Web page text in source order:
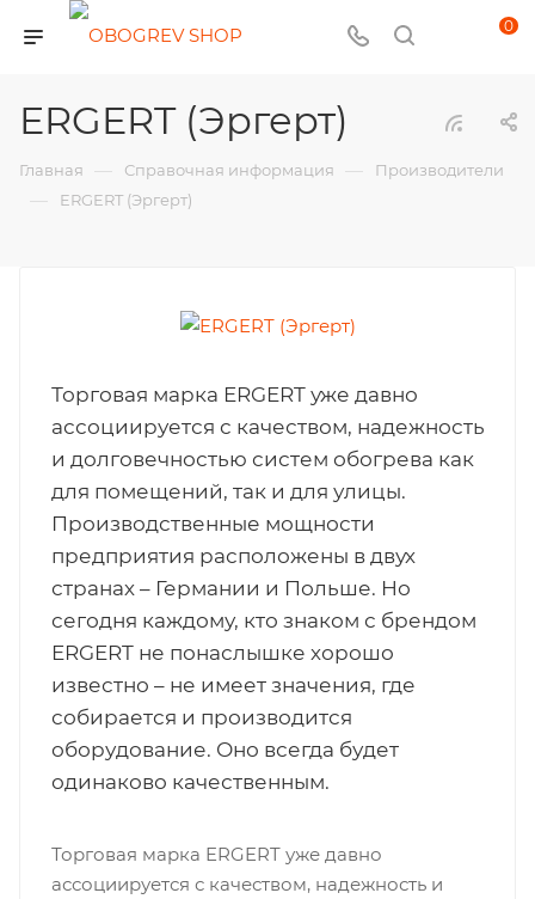
0
ERGERT (Эргерт)
Главная — Справочная информация — Производители
— ERGERT (Эргерт)
Торговая марка ERGERT уже давно
ассоциируется с качеством, надежность
и долговечностью систем обогрева как
для помещений, так и для улицы.
Производственные мощности
предприятия расположены в двух
странах – Германии и Польше. Но
сегодня каждому, кто знаком с брендом
ERGERT не понаслышке хорошо
известно – не имеет значения, где
собирается и производится
оборудование. Оно всегда будет
одинаково качественным.
Торговая марка ERGERT уже давно
ассоциируется с качеством, надежность и